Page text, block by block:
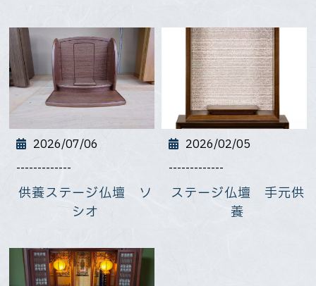
2026/07/06
-------------
供養ステージ仏壇 ソ
シオ
2026/02/05
-------------
ステージ仏壇 手元供
養